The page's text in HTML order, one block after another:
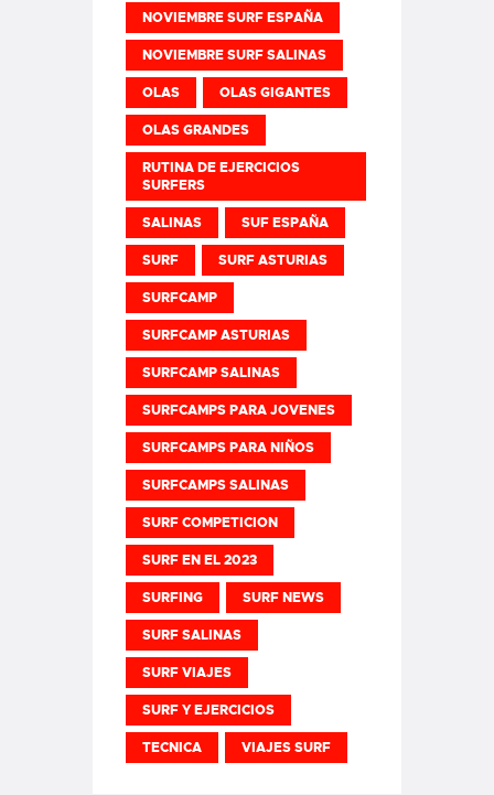
NOVIEMBRE SURF ESPAÑA
NOVIEMBRE SURF SALINAS
OLAS OLAS GIGANTES
OLAS GRANDES
RUTINA DE EJERCICIOS
SURFERS
SALINAS SUF ESPAÑA
SURF SURF ASTURIAS
SURFCAMP
SURFCAMP ASTURIAS
SURFCAMP SALINAS
SURFCAMPS PARA JOVENES
SURFCAMPS PARA NIÑOS
SURFCAMPS SALINAS
SURF COMPETICION
SURF EN EL 2023
SURFING SURF NEWS
SURF SALINAS
SURF VIAJES
SURF Y EJERCICIOS
TECNICA VIAJES SURF